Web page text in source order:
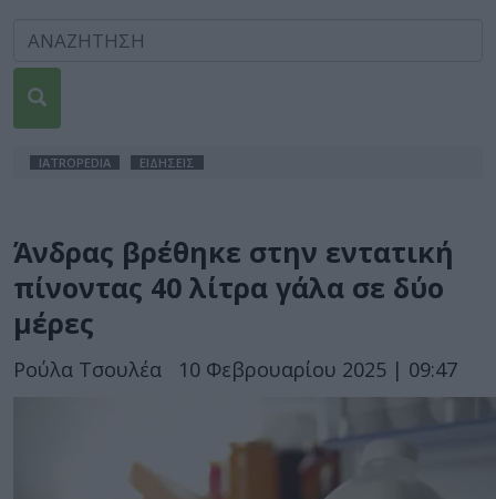
IATROPEDIA ΕΙΔΗΣΕΙΣ
Άνδρας βρέθηκε στην εντατική
πίνοντας 40 λίτρα γάλα σε δύο
μέρες
Ρούλα Τσουλέα 10 Φεβρουαρίου 2025 | 09:47